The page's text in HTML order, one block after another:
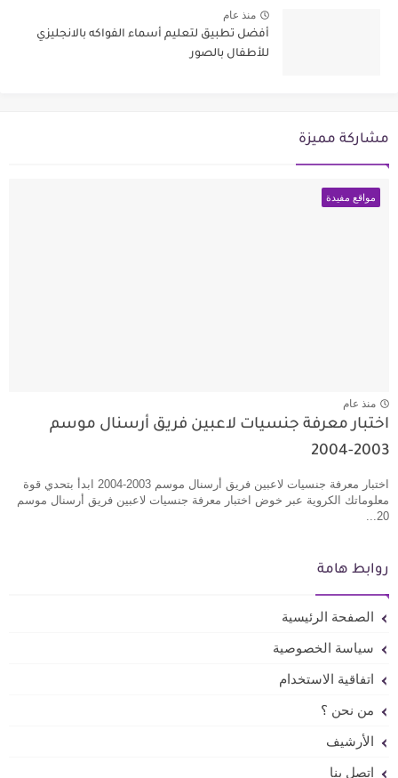
منذ عام
أفضل تطبيق لتعليم أسماء الفواكه بالانجليزي
للأطفال بالصور
مشاركة مميزة
مواقع مفيدة
منذ عام
اختبار معرفة جنسيات لاعبين فريق أرسنال موسم
2003-2004
اختبار معرفة جنسيات لاعبين فريق أرسنال موسم 2003-2004 ابدأ بتحدي قوة
معلوماتك الكروية عبر خوض اختبار معرفة جنسيات لاعبين فريق أرسنال موسم
20...
روابط هامة
الصفحة الرئيسية
سياسة الخصوصية
اتفاقية الاستخدام
من نحن ؟
الأرشيف
اتصل بنا